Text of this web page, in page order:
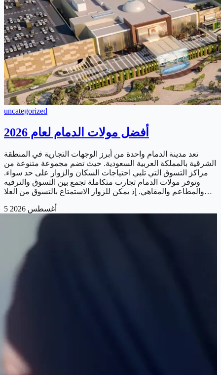
uncategorized
أفضل مولات الدمام لعام 2026
تعد مدينة الدمام واحدة من أبرز الوجهات التجارية في المنطقة
الشرقية بالمملكة العربية السعودية. حيث تضم مجموعة متنوعة من
مراكز التسوق التي تلبي احتياجات السكان والزوار على حد سواء.
وتوفر مولات الدمام تجارب متكاملة تجمع بين التسوق والترفيه
والمطاعم والمقاهي. إذ يمكن للزوار الاستمتاع بالتسوق من العلا…
5 أغسطس 2026